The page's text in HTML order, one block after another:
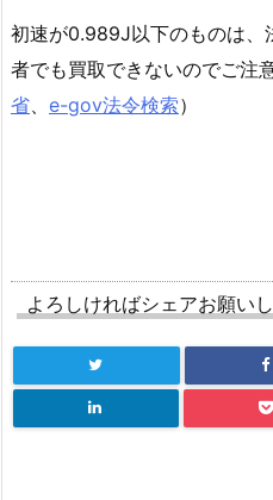
初速が0.989J以下のものは、
者でも買取できないのでご注
省、 e-gov法令検索）
よろしければシェアお願い